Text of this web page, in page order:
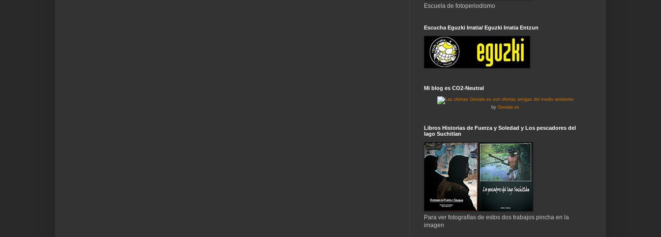
Escuela de fotoperiodismo
Escucha Eguzki Irratia/ Eguzki Irratia Entzun
Mi blog es CO2-Neutral
by Geniale.es
Libros Historias de Fuerza y Soledad y Los pescadores del
lago Suchitlan
Para ver fotografías de estos dos trabajos pincha en la
imagen